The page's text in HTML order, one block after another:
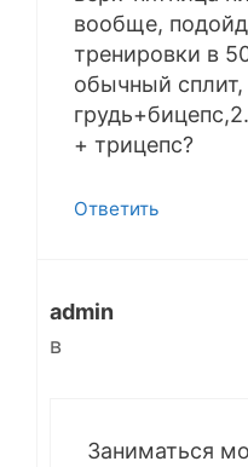
вообще,
тренировки в
обычный сплит,
+ трицепс?
Ответить
admin
в
Заниматься